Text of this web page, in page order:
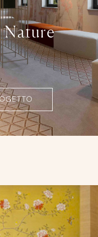
Nature